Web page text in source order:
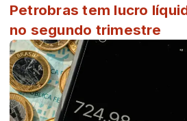
Petrobras tem lucro
no segundo trimestre